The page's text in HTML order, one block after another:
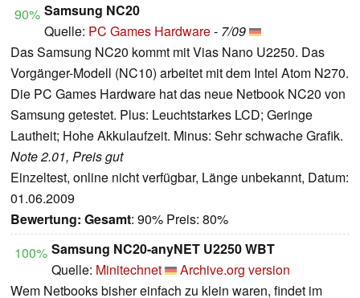
90% Samsung NC20
Quelle: PC Games Hardware- 7/09
Das Samsung NC20 kommt mit Vias Nano U2250. Das
Vorgänger-Modell (NC10) arbeitet mit dem Intel Atom N270.
Die PC Games Hardware hat das neue Netbook NC20 von
Samsung getestet. Plus: Leuchtstarkes LCD; Geringe
Lautheit; Hohe Akkulaufzeit. Minus: Sehr schwache Grafik.
Note 2.01, Preis gut
Einzeltest, online nicht verfügbar, Länge unbekannt, Datum:
01.06.2009
Bewertung: Gesamt: 90% Preis: 80%
100% Samsung NC20-anyNET U2250 WBT
Quelle: Minitechnet
Archive.org version
Wem Netbooks bisher einfach zu klein waren, findet im